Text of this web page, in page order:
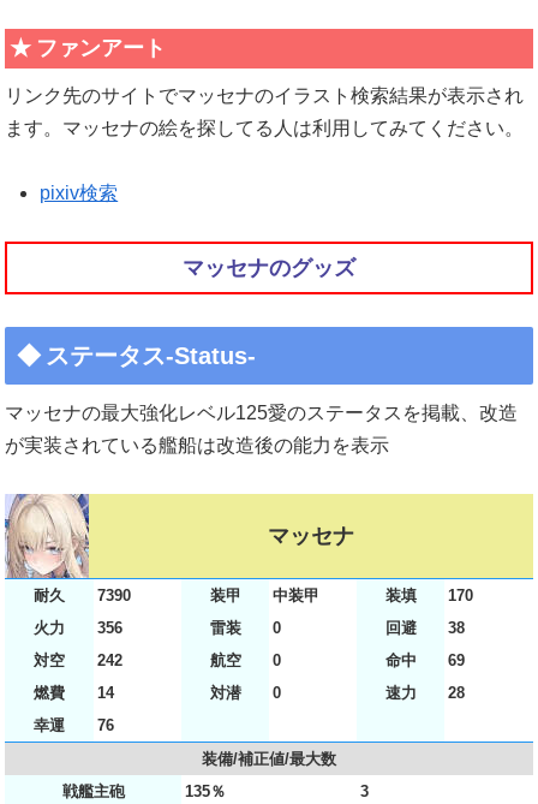
ファンアート
リンク先のサイトでマッセナのイラスト検索結果が表示され
ます。マッセナの絵を探してる人は利用してみてください。
pixiv検索
マッセナのグッズ
ステータス-Status-
マッセナの最大強化レベル125愛のステータスを掲載、改造
が実装されている艦船は改造後の能力を表示
マッセナ
耐久 7390 装甲 中装甲 装填
170
火力
356 雷装 0 回避
38
対空
242 航空 0 命中
69
燃費
14 対潜 0 速力
28
幸運
76
装備/補正値/最大数
戦艦主砲
135％
3